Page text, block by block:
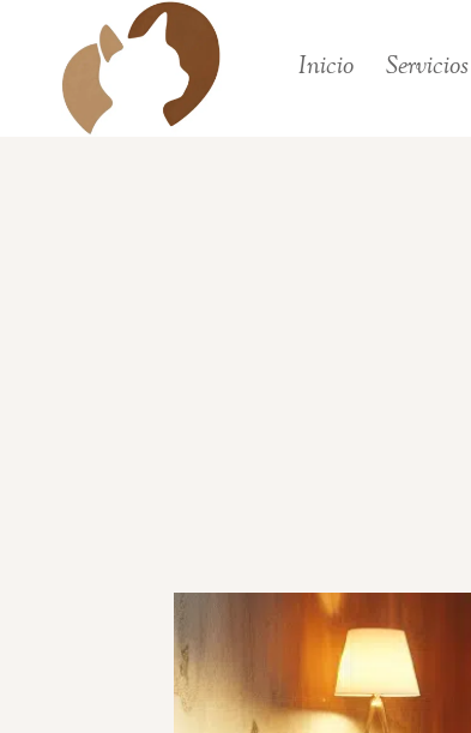
contenido
Inicio Servicios